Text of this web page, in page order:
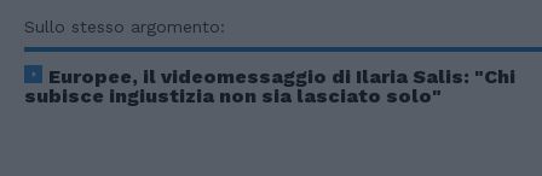
Sullo stesso argomento:
Europee, il videomessaggio di Ilaria Salis: "Chi
subisce ingiustizia non sia lasciato solo"